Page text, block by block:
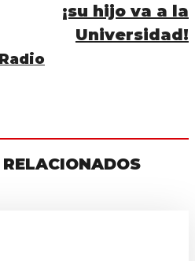
¡su hijo va a la
Universidad!